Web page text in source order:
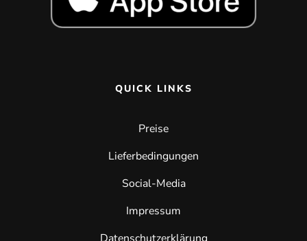
QUICK LINKS
Preise
Lieferbedingungen
Social-Media
Impressum